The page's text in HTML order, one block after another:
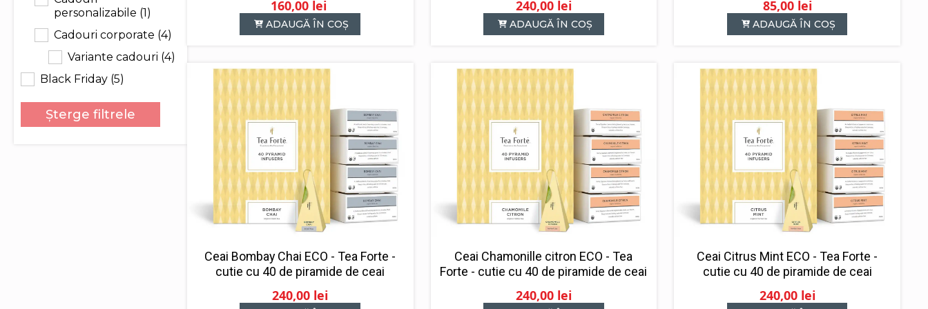
personalizabile (1)
Cadouri corporate (4)
Variante cadouri (4)
Black Friday (5)
Șterge filtrele
Prețul
inițial
180,00 lei.
160,00 lei
Prețul
curent
ADAUGĂ ÎN COȘ
240,00 lei
ADAUGĂ ÎN COȘ
85,00 lei
ADAUGĂ ÎN COȘ
Ceai Bombay Chai ECO - Tea Forte -
cutie cu 40 de piramide de ceai
240,00 lei
Ceai Chamonille citron ECO - Tea
Forte - cutie cu 40 de piramide de ceai
240,00 lei
Ceai Citrus Mint ECO - Tea Forte -
cutie cu 40 de piramide de ceai
240,00 lei